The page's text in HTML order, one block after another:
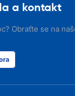
a kontakt
Obraťte se na